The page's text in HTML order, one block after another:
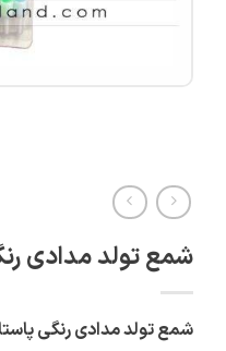
شمع تولد مدادی
شمع تولد مدادی رنگی